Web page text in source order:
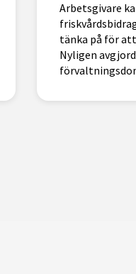
Arbetsgivare
tänka på för
Nyligen